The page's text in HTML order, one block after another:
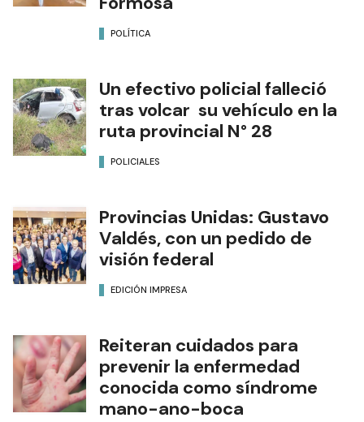
POLÍTICA
Un efectivo policial falleció
tras volcar su vehículo en la
ruta provincial N° 28
POLICIALES
Provincias Unidas: Gustavo
Valdés, con un pedido de
visión federal
EDICIÓN IMPRESA
Reiteran cuidados para
prevenir la enfermedad
conocida como síndrome
mano-ano-boca